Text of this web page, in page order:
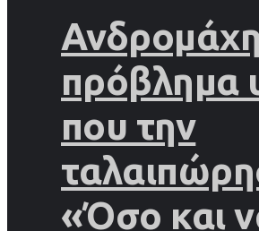
πρόβλημα
που την
«Όσο και